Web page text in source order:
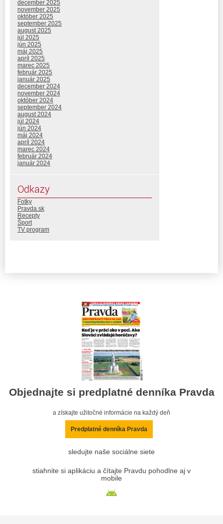
december 2025
november 2025
október 2025
september 2025
august 2025
júl 2025
jún 2025
máj 2025
apríl 2025
marec 2025
február 2025
január 2025
december 2024
november 2024
október 2024
september 2024
august 2024
júl 2024
jún 2024
máj 2024
apríl 2024
marec 2024
február 2024
január 2024
Odkazy
Fotky
Pravda.sk
Recepty
Šport
TV program
Objednajte si predplatné denníka Pravda
a získajte užitočné informácie na každý deň
Predplatné denníka Pravda
sledujte naše sociálne siete
stiahnite si aplikáciu a čítajte Pravdu pohodlne aj v
mobile